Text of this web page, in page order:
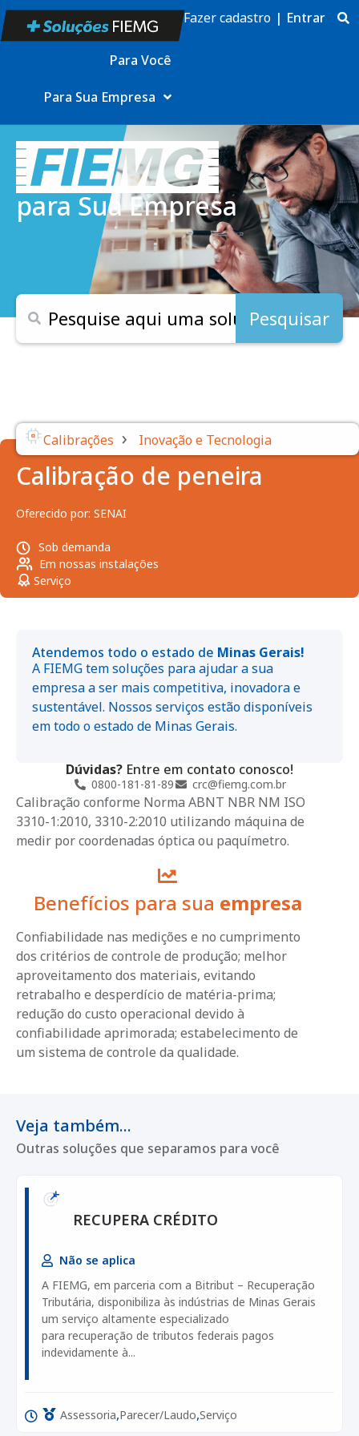
Para Você
Para Sua Empresa
Fazer cadastro | Entrar
para Sua Empresa
Pesquisar
Calibrações › Inovação e Tecnologia
Calibração de peneira
Oferecido por: SENAI
Sob demanda
Em nossas instalações
Serviço
Calibração conforme Norma ABNT NBR NM ISO
3310-1:2010, 3310-2:2010 utilizando máquina de
medir por coordenadas óptica ou paquímetro.
Benefícios para sua empresa
Confiabilidade nas medições e no cumprimento
dos critérios de controle de produção; melhor
aproveitamento dos materiais, evitando
retrabalho e desperdício de matéria-prima;
redução do custo operacional devido à
confiabilidade aprimorada; estabelecimento de
um sistema de controle da qualidade.
Atendemos todo o estado de Minas Gerais!
A FIEMG tem soluções para ajudar a sua
empresa a ser mais competitiva, inovadora e
sustentável. Nossos serviços estão disponíveis
em todo o estado de Minas Gerais.
Dúvidas? Entre em contato conosco!
0800-181-81-89 crc@fiemg.com.br
Veja também...
Outras soluções que separamos para você
RECUPERA CRÉDITO
Não se aplica
A FIEMG, em parceria com a Bitribut – Recuperação
Tributária, disponibiliza às indústrias de Minas Gerais
um serviço altamente especializado
para recuperação de tributos federais pagos
indevidamente à...
Assessoria,Parecer/Laudo,Serviço